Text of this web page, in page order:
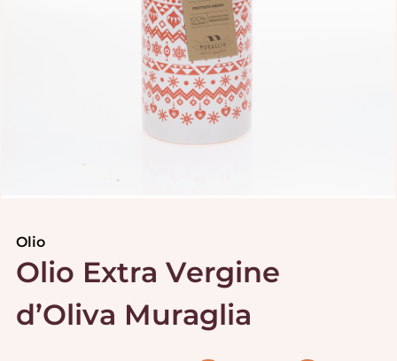
Olio
Olio Extra Vergine
d’Oliva Muraglia